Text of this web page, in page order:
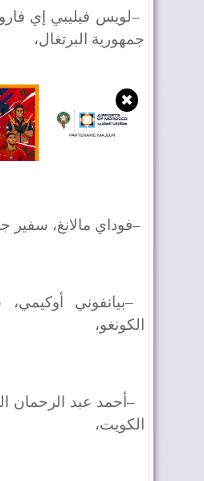
–لويس فيليبي إي
جمهورية البرتغال،
✖
–فوداي مالانغ، سفير
–بيانفوني
الكونغو،
– أحمد عبد الرحمان
الكويت،